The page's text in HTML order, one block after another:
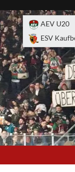
to
content
AEV U20
ESV